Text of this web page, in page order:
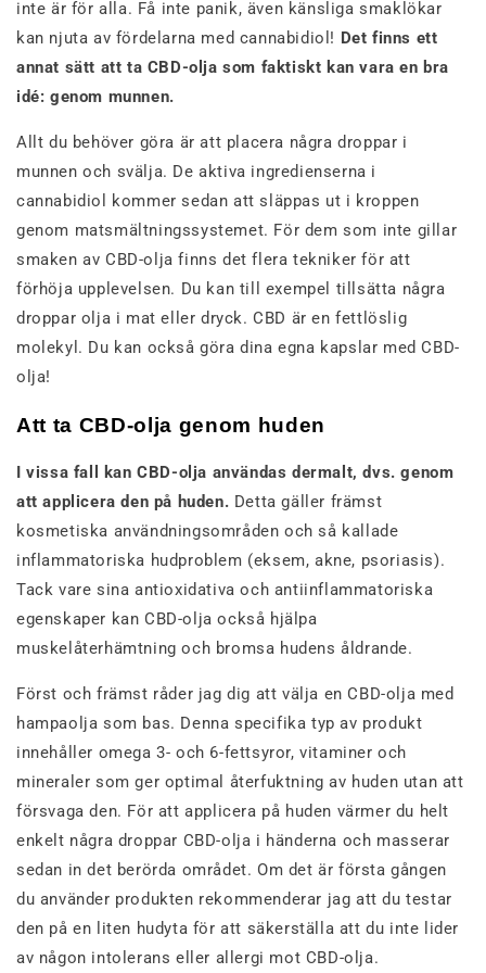
inte är för alla. Få inte panik, även känsliga smaklökar
kan njuta av fördelarna med cannabidiol! Det finns ett
annat sätt att ta CBD-olja som faktiskt kan vara en bra
idé: genom munnen.
Allt du behöver göra är att placera några droppar i
munnen och svälja. De aktiva ingredienserna i
cannabidiol kommer sedan att släppas ut i kroppen
genom matsmältningssystemet. För dem som inte gillar
smaken av CBD-olja finns det flera tekniker för att
förhöja upplevelsen. Du kan till exempel tillsätta några
droppar olja i mat eller dryck. CBD är en fettlöslig
molekyl. Du kan också göra dina egna kapslar med CBD-
olja!
Att ta CBD-olja genom huden
I vissa fall kan CBD-olja användas dermalt, dvs. genom
att applicera den på huden. Detta gäller främst
kosmetiska användningsområden och så kallade
inflammatoriska hudproblem (eksem, akne, psoriasis).
Tack vare sina antioxidativa och antiinflammatoriska
egenskaper kan CBD-olja också hjälpa
muskelåterhämtning och bromsa hudens åldrande.
Först och främst råder jag dig att välja en CBD-olja med
hampaolja som bas. Denna specifika typ av produkt
innehåller omega 3- och 6-fettsyror, vitaminer och
mineraler som ger optimal återfuktning av huden utan att
försvaga den. För att applicera på huden värmer du helt
enkelt några droppar CBD-olja i händerna och masserar
sedan in det berörda området. Om det är första gången
du använder produkten rekommenderar jag att du testar
den på en liten hudyta för att säkerställa att du inte lider
av någon intolerans eller allergi mot CBD-olja.